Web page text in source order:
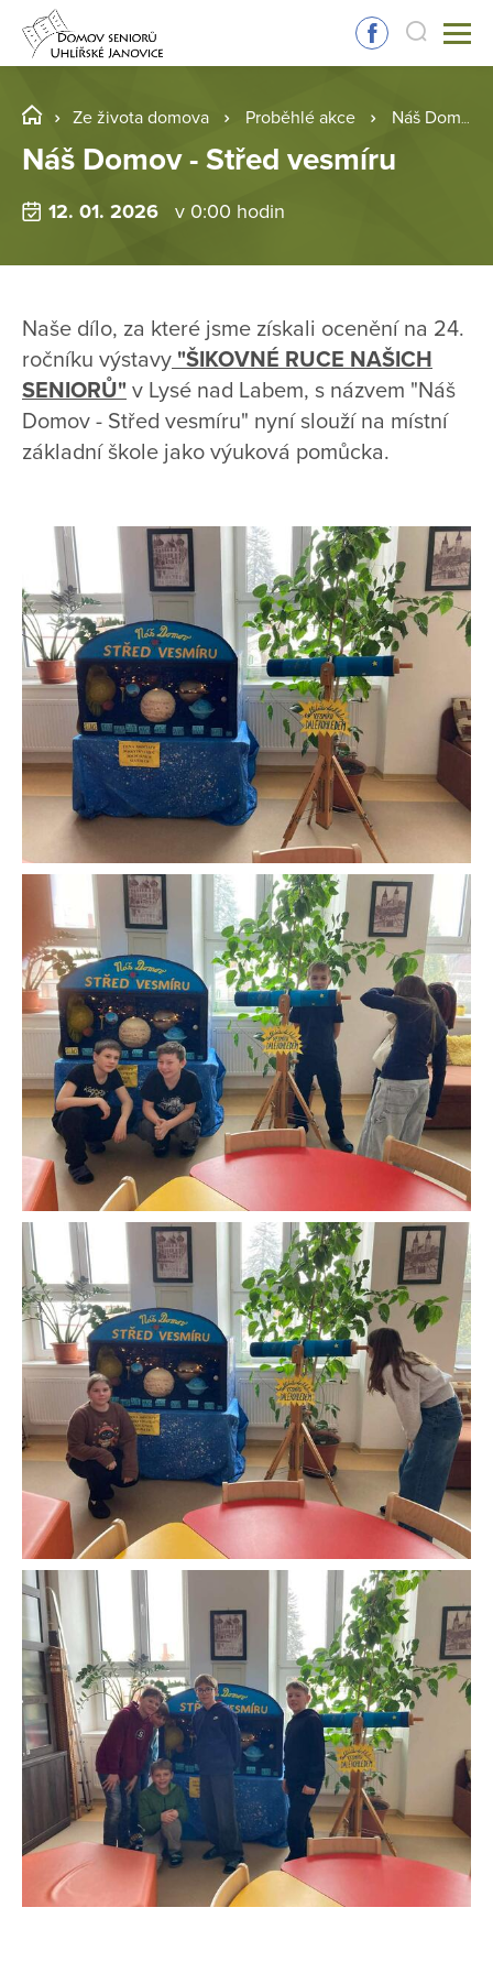
Ze života domova Proběhlé akce Náš Domov - Střed vesmíru
Náš Domov - Střed vesmíru
12. 01. 2026 v 0:00 hodin
Naše dílo, za které jsme získali ocenění na 24.
ročníku výstavy "ŠIKOVNÉ RUCE NAŠICH
SENIORŮ" v Lysé nad Labem, s názvem "Náš
Domov - Střed vesmíru" nyní slouží na místní
základní škole jako výuková pomůcka.